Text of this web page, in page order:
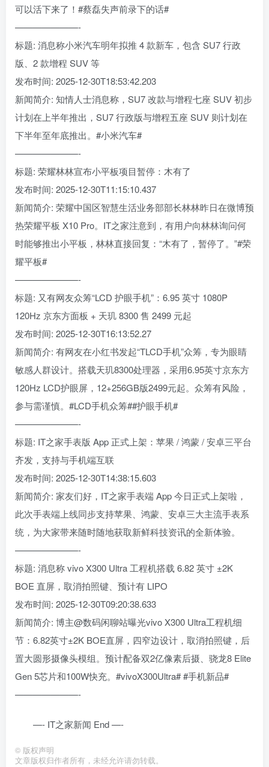
可以活下来了！#蔡磊失声前录下的话#
———————-
标题: 消息称小米汽车明年拟推 4 款新车，包含 SU7 行政
版、2 款增程 SUV 等
发布时间: 2025-12-30T18:53:42.203
新闻简介: 知情人士消息称，SU7 改款与增程七座 SUV 初步
计划在上半年推出，SU7 行政版与增程五座 SUV 则计划在
下半年至年底推出。#小米汽车#
———————-
标题: 荣耀林林宣布小平板项目暂停：木有了
发布时间: 2025-12-30T11:15:10.437
新闻简介: 荣耀中国区智慧生活业务部部长林林昨日在微博预
热荣耀平板 X10 Pro。IT之家注意到，有用户向林林询问何
时能够推出小平板，林林直接回复：“木有了，暂停了。”#荣
耀平板#
———————-
标题: 又有网友众筹“LCD 护眼手机”：6.95 英寸 1080P
120Hz 京东方面板 + 天玑 8300 售 2499 元起
发布时间: 2025-12-30T16:13:52.27
新闻简介: 有网友在小红书发起“TLCD手机”众筹，专为眼睛
敏感人群设计。搭载天玑8300处理器，采用6.95英寸京东方
120Hz LCD护眼屏，12+256GB版2499元起。众筹有风险，
参与需谨慎。#LCD手机众筹##护眼手机#
———————-
标题: IT之家手表版 App 正式上架：苹果 / 鸿蒙 / 安卓三平台
齐发，支持与手机端互联
发布时间: 2025-12-30T14:38:15.603
新闻简介: 家友们好，IT之家手表端 App 今日正式上架啦，
此次手表端上线同步支持苹果、鸿蒙、安卓三大主流手表系
统，为大家带来随时随地获取新鲜科技资讯的全新体验。
———————-
标题: 消息称 vivo X300 Ultra 工程机搭载 6.82 英寸 ±2K
BOE 直屏，取消拍照键、预计有 LIPO
发布时间: 2025-12-30T09:20:38.633
新闻简介: 博主@数码闲聊站曝光vivo X300 Ultra工程机细
节：6.82英寸±2K BOE直屏，四窄边设计，取消拍照键，后
置大圆形摄像头模组。预计配备双2亿像素后摄、骁龙8 Elite
Gen 5芯片和100W快充。#vivoX300Ultra# #手机新品#
———————-
—- IT之家新闻 End —-
© 版权声明
文章版权归作者所有，未经允许请勿转载。